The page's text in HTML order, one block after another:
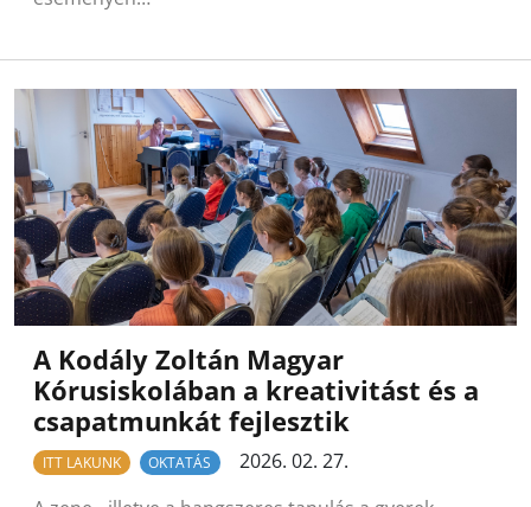
A Kodály Zoltán Magyar
Kórusiskolában a kreativitást és a
csapatmunkát fejlesztik
ITT LAKUNK OKTATÁS
2026. 02. 27.